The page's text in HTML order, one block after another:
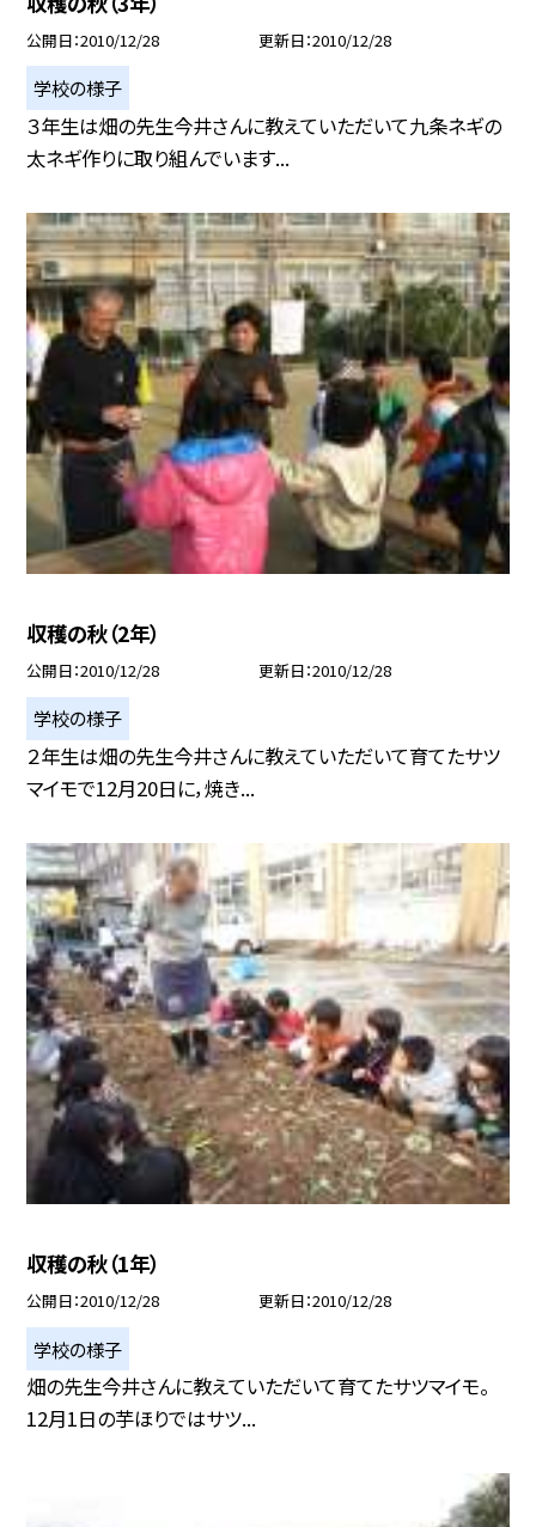
公開日 2010/12/28 更新日 2010/12/28
学校の様子
３年生は畑の先生今井さんに教えていただいて九条ネギの
太ネギ作りに取り組んでいます...
収穫の秋（2年）
公開日 2010/12/28 更新日 2010/12/28
学校の様子
２年生は畑の先生今井さんに教えていただいて育てたサツ
マイモで12月20日に，焼き...
収穫の秋（1年）
公開日 2010/12/28 更新日 2010/12/28
学校の様子
畑の先生今井さんに教えていただいて育てたサツマイモ。
12月1日の芋ほりではサツ...